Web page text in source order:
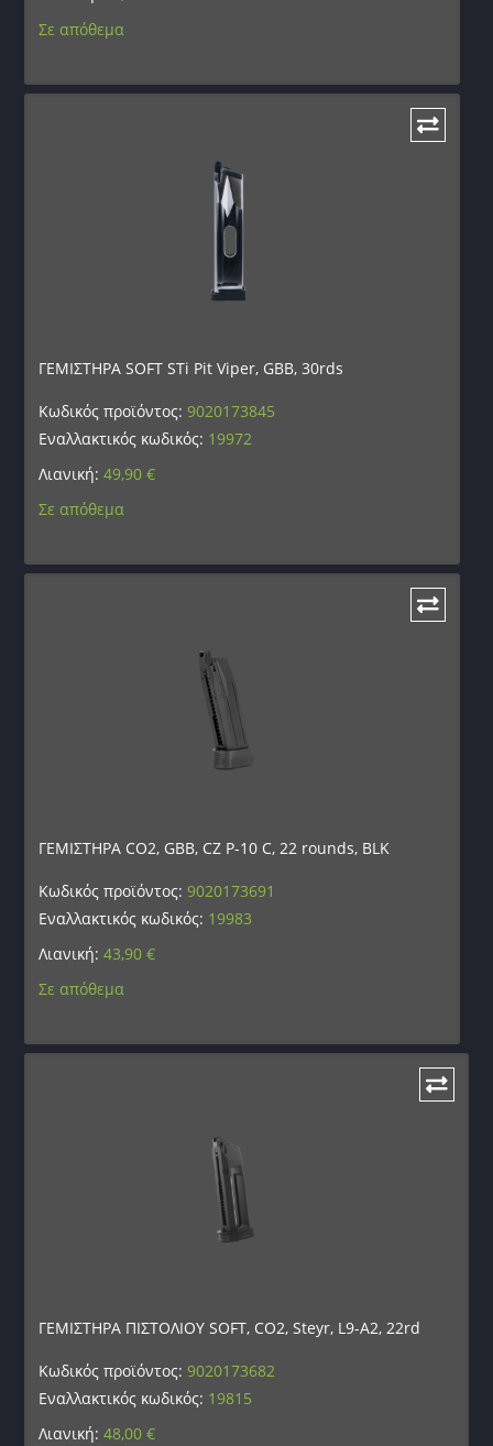
Σε απόθεμα
ΓΕΜΙΣΤΗΡΑ SOFT STi Pit Viper, GBB, 30rds
Κωδικός προϊόντος:9020173845
Εναλλακτικός κωδικός: 19972
Λιανική:49,90€
Σε απόθεμα
ΓΕΜΙΣΤΗΡΑ CO2, GBB, CZ P-10 C, 22 rounds, BLK
Κωδικός προϊόντος:9020173691
Εναλλακτικός κωδικός: 19983
Λιανική:43,90€
Σε απόθεμα
ΓΕΜΙΣΤΗΡΑ ΠΙΣΤΟΛΙΟΥ SOFT, CO2, Steyr, L9-A2, 22rd
Κωδικός προϊόντος:9020173682
Εναλλακτικός κωδικός: 19815
Λιανική:48,00€